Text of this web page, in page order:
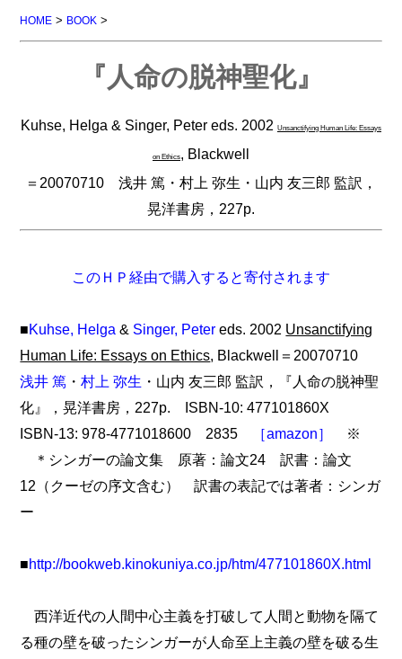
HOME > BOOK >
『人命の脱神聖化』
Kuhse, Helga & Singer, Peter eds. 2002 Unsanctifying Human Life: Essays
on Ethics, Blackwell
＝20070710 浅井 篤・村上 弥生・山内 友三郎 監訳，
晃洋書房，227p.
このＨＰ経由で購入すると寄付されます
■Kuhse, Helga & Singer, Peter eds. 2002 Unsanctifying
Human Life: Essays on Ethics, Blackwell＝20070710
浅井 篤 ・村上 弥生 ・山内 友三郎 監訳，『人命の脱神聖
化』，晃洋書房，227p. ISBN-10: 477101860X
ISBN-13: 978-4771018600 2835
［amazon］
※
＊シンガーの論文集 原著：論文24 訳書：論文
12（クーゼの序文含む） 訳書の表記では著者：シンガ
ー
■http://bookweb.kinokuniya.co.jp/htm/477101860X.html
西洋近代の人間中心主義を打破して人間と動物を隔て
る種の壁を破ったシンガーが人命至上主義の壁を破る生